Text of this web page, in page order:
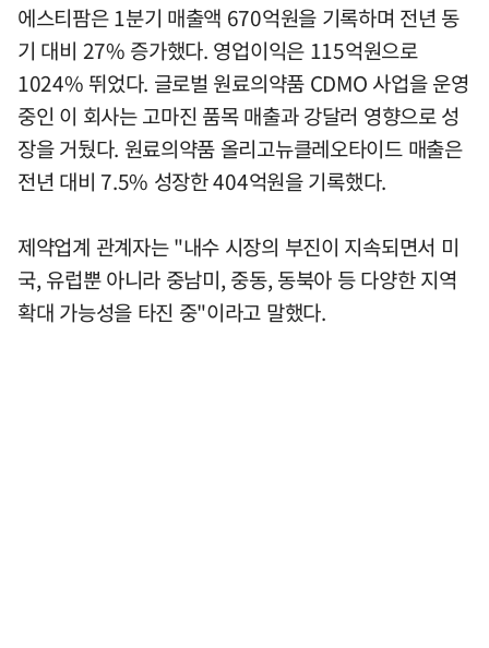
에스티팜은 1분기 매출액 670억원을 기록하며 전년 동
기 대비 27% 증가했다. 영업이익은 115억원으로
1024% 뛰었다. 글로벌 원료의약품 CDMO 사업을 운영
중인 이 회사는 고마진 품목 매출과 강달러 영향으로 성
장을 거뒀다. 원료의약품 올리고뉴클레오타이드 매출은
전년 대비 7.5% 성장한 404억원을 기록했다.
제약업계 관계자는 "내수 시장의 부진이 지속되면서 미
국, 유럽뿐 아니라 중남미, 중동, 동북아 등 다양한 지역
확대 가능성을 타진 중"이라고 말했다.